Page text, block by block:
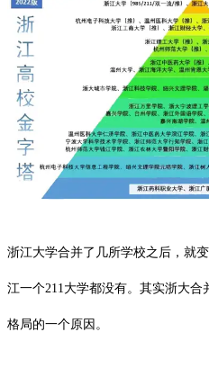
浙江大学合并了几所学校之后，就
江一个211大学都没有。其实浙大
格局的一个原因。